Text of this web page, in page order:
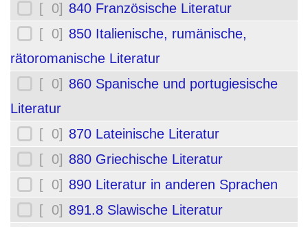
[ 0] 840 Französische Literatur
[ 0] 850 Italienische, rumänische,
rätoromanische Literatur
[ 0] 860 Spanische und portugiesische
Literatur
[ 0] 870 Lateinische Literatur
[ 0] 880 Griechische Literatur
[ 0] 890 Literatur in anderen Sprachen
[ 0] 891.8 Slawische Literatur